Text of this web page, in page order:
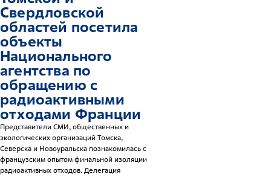
Свердловской
областей посетила
объекты
Национального
агентства по
обращению с
радиоактивными
отходами Франции
Представители СМИ, общественных и
экологических организаций Томска,
Северска и Новоуральска познакомилась с
французским опытом финальной изоляции
радиоактивных отходов. Делегация